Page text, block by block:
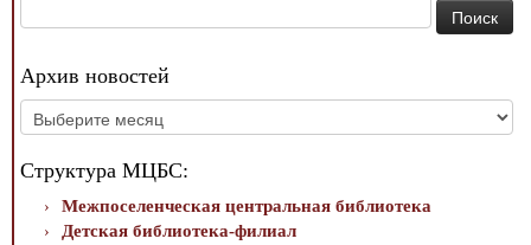
Архив новостей
Архив
новостей
Структура МЦБС:
Межпоселенческая центральная библиотека
Детская библиотека-филиал